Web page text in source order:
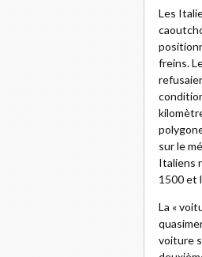
Les
freins.
sur le
Italiens
1500 et
La «
voiture